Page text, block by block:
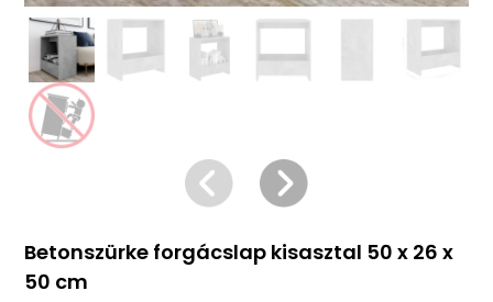
Betonszürke forgácslap kisasztal 50 x 26 x
50 cm